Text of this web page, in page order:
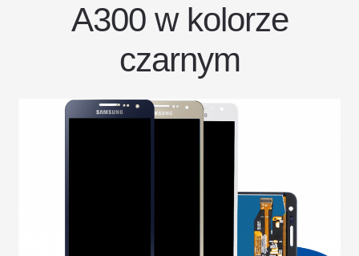
A300 w kolorze
czarnym